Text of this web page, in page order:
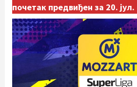
почетак предвиђен за 20. јул.